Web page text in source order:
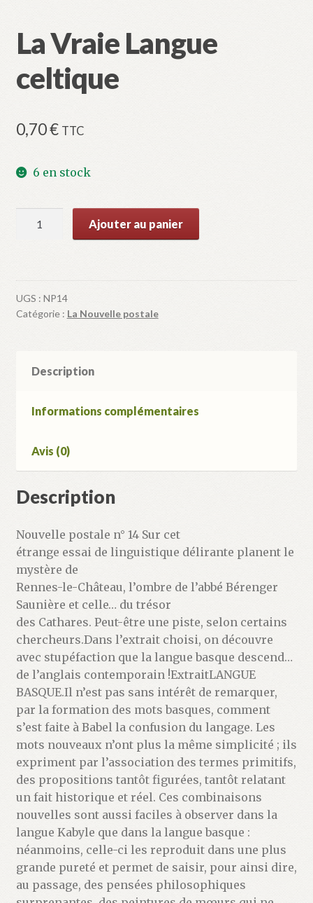
La Vraie Langue
celtique
0,70€ TTC
6 en stock
celtique
Ajouter au panier
UGS : NP14
Catégorie : La Nouvelle postale
Description
Informations complémentaires
Avis (0)
Description
Nouvelle postale n° 14 Sur cet
étrange essai de linguistique délirante planent le
mystère de
Rennes-le-Château, l’ombre de l’abbé Bérenger
Saunière et celle… du trésor
des Cathares. Peut-être une piste, selon certains
chercheurs.Dans l’extrait choisi, on découvre
avec stupéfaction que la langue basque descend…
de l’anglais contemporain !ExtraitLANGUE
BASQUE.Il n’est pas sans intérêt de remarquer,
par la formation des mots basques, comment
s’est faite à Babel la confusion du langage. Les
mots nouveaux n’ont plus la même simplicité ; ils
expriment par l’association des termes primitifs,
des propositions tantôt figurées, tantôt relatant
un fait historique et réel. Ces combinaisons
nouvelles sont aussi faciles à observer dans la
langue Kabyle que dans la langue basque :
néanmoins, celle-ci les reproduit dans une plus
grande pureté et permet de saisir, pour ainsi dire,
au passage, des pensées philosophiques